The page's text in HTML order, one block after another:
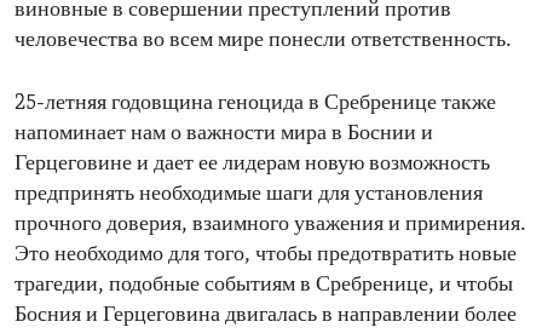
виновные в совершении преступлений против
человечества во всем мире понесли ответственность.
25-летняя годовщина геноцида в Сребренице также
напоминает нам о важности мира в Боснии и
Герцеговине и дает ее лидерам новую возможность
предпринять необходимые шаги для установления
прочного доверия, взаимного уважения и примирения.
Это необходимо для того, чтобы предотвратить новые
трагедии, подобные событиям в Сребренице, и чтобы
Босния и Герцеговина двигалась в направлении более